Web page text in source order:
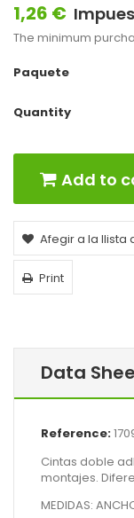
1,26 €
The minimum
Paquete
Quantity
Add to
Afegir a la llista
Print
Data
Reference:
Cintas doble
montajes.
MEDIDAS: